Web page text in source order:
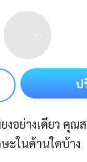
ป
งอย่างเดียว คุ
ะในด้านใดบ้าง